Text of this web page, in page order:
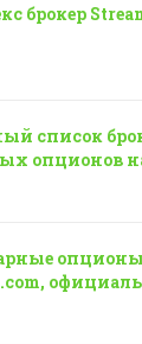
брокер
список
опционов
опционы